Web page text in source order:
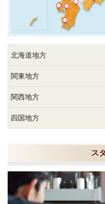
北海道地方
関東地方
関西地方
四国地方
ス